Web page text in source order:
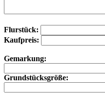
Flurstück:
Kaufpreis:
Gemarkung:
Grundstücksgröße: